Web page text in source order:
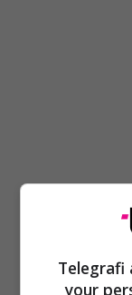
Telegrafi
your